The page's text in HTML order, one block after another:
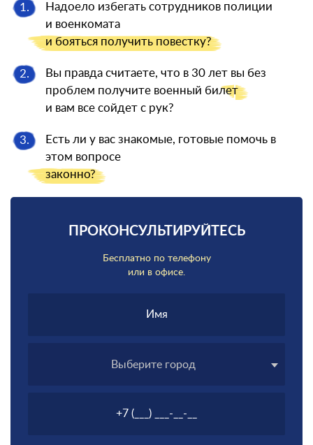
1.
Надоело избегать сотрудников полиции
и военкомата
и бояться получить повестку?
2.
Вы правда считаете, что в 30 лет вы без
проблем получите военный билет
и вам все сойдет с рук?
3.
Есть ли у вас знакомые, готовые помочь в
этом вопросе
законно?
ПРОКОНСУЛЬТИРУЙТЕСЬ
Бесплатно по телефону
или в офисе.
Выберите город